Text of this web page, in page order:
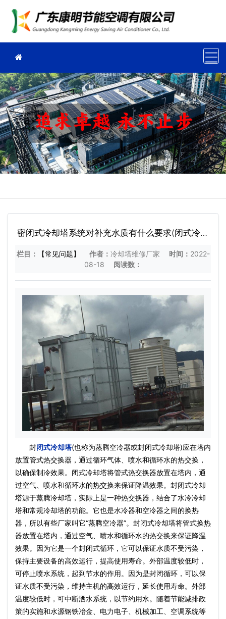
密闭式冷却塔系统对补充水质有什么要求(闭式冷却
栏目： 【常见问题】 作者： 冷却塔维修厂家 时间： 2022-
08-18
阅读数：
封闭式冷却塔(也称为蒸腾空冷器或封闭式冷却塔)应在塔内
放置管式热交换器，通过循环气体、喷水和循环水的热交换，
以确保制冷效果。闭式冷却塔将管式热交换器放置在塔内，通
过空气、喷水和循环水的热交换来保证降温效果。封闭式冷却
塔源于蒸腾冷却塔，实际上是一种热交换器，结合了水冷冷却
塔和常规冷却塔的功能。它也是水冷器和空冷器之间的换热
器，所以有些厂家叫它“蒸腾空冷器”。封闭式冷却塔将管式换热
器放置在塔内，通过空气、喷水和循环水的热交换来保证降温
效果。因为它是一个封闭式循环，它可以保证水质不受污染，
保持主要设备的高效运行，提高使用寿命。外部温度较低时，
可停止喷水系统，起到节水的作用。因为是封闭循环，可以保
证水质不受污染，维持主机的高效运行，延长使用寿命。外部
温度较低时，可中断洒水系统，以节约用水。随着节能减排政
策的实施和水源钢铁冶金、电力电子、机械加工、空调系统等